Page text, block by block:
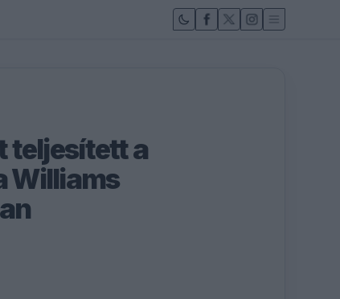
teljesített a
Williams